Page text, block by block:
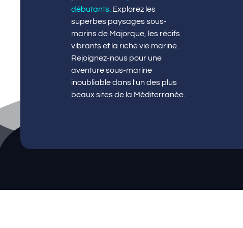
débutants Explorez les
superbes paysages sous-
marins de Majorque, les récifs
vibrants et la riche vie marine.
Rejoignez-nous pour une
aventure sous-marine
inoubliable dans l'un des plus
beaux sites de la Méditerranée.